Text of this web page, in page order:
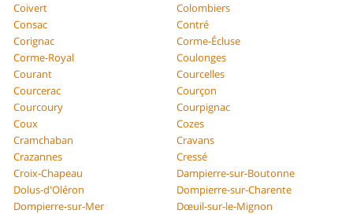
Coivert
Colombiers
Consac
Contré
Corignac
Corme-Écluse
Corme-Royal
Coulonges
Courant
Courcelles
Courcerac
Courçon
Courcoury
Courpignac
Coux
Cozes
Cramchaban
Cravans
Crazannes
Cressé
Croix-Chapeau
Dampierre-sur-Boutonne
Dolus-d'Oléron
Dompierre-sur-Charente
Dompierre-sur-Mer
Dœuil-sur-le-Mignon